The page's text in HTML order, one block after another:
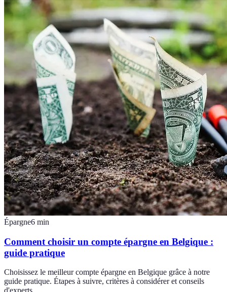
Épargne6 min
Comment choisir un compte épargne en Belgique :
guide pratique
Choisissez le meilleur compte épargne en Belgique grâce à notre
guide pratique. Étapes à suivre, critères à considérer et conseils